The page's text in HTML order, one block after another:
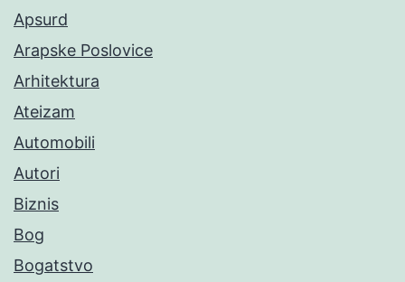
Apsurd
Arapske Poslovice
Arhitektura
Ateizam
Automobili
Autori
Biznis
Bog
Bogatstvo